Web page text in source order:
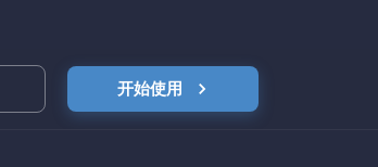
开始使用